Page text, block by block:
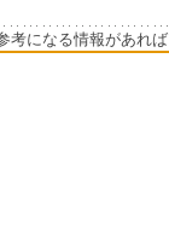
考になる情報があれ